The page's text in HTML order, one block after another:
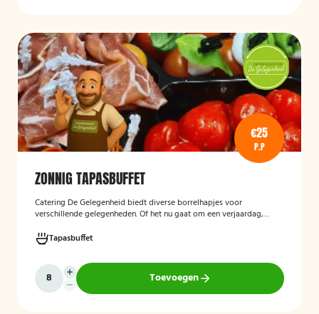
€25
P.P
ZONNIG TAPASBUFFET
Catering De Gelegenheid biedt diverse borrelhapjes voor
verschillende gelegenheden. Of het nu gaat om een verjaardag,
Hieronder ziet u een selectie uit ons aanbod. Het zonnig tapasbuffet
is te bestellen vanaf 10 personen..
Tapasbuffet
Toevoegen